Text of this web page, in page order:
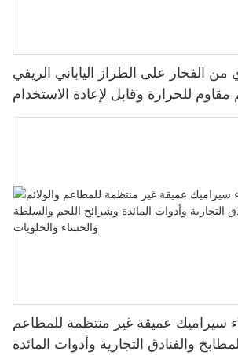
الفخار على الطراز الياباني الريفي
مقاوم للحرارة وقابل لإعادة الاستخدام
من الدرجة التجارية
سيراميك عميقة غير منتظمة للمطاعم
والفنادق التجارية وأدوات المائدة